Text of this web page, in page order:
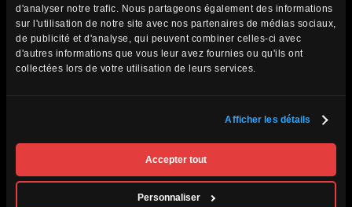
d'analyser notre trafic. Nous partageons également des informations
sur l'utilisation de notre site avec nos partenaires de médias sociaux,
de publicité et d'analyse, qui peuvent combiner celles-ci avec
d'autres informations que vous leur avez fournies ou qu'ils ont
collectées lors de votre utilisation de leurs services.
Afficher les détails
Accepter tout
Personnaliser
escarpés, des falaises peuplées d’oiseaux marins et des
villages pittoresques. La cascade de Dynjandi, souvent
appelée la « cascade du tonnerre », est un point fort de